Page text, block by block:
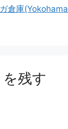
倉庫
残す